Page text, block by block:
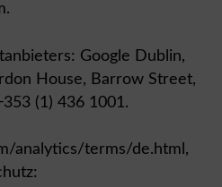
Google Dublin,
House, Barrow Street,
(1) 436 1001.
analytics/terms/de.html,